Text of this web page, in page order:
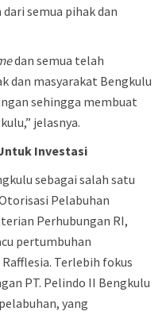
semua pihak dan
dan semua telah
dan masyarakat Bengkulu
sehingga membuat
jelasnya.
Investasi
sebagai salah satu
Pelabuhan
Perhubungan RI,
pertumbuhan
Terlebih fokus
PT. Pelindo II Bengkulu
yang